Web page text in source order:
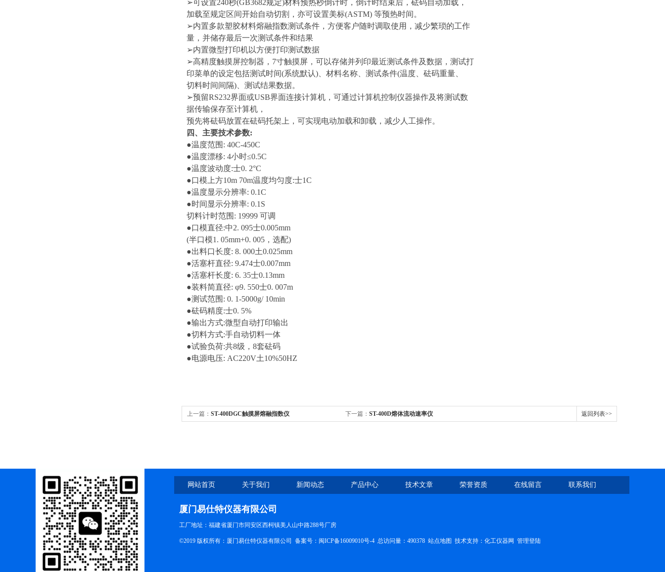
➢可设置240秒(GB3682规定)材料预热秒倒计时，倒计时结束后，砝码自动加载，
加载至规定区间开始自动切割，亦可设置美标(ASTM) 等预热时间。
➢内置多款塑胶材料熔融指数测试条件，方便客户随时调取使用，减少繁琐的工作
量，并储存最后一次测试条件和结果
➢内置微型打印机以方便打印测试数据
➢高精度触摸屏控制器，7寸触摸屏，可以存储并列印最近测试条件及数据，测试打
印菜单的设定包括测试时间(系统默认)、材料名称、测试条件(温度、砝码重量、
切料时间间隔)、测试结果数据。
➢预留RS232界面或USB界面连接计算机，可通过计算机控制仪器操作及将测试数
据传输保存至计算机，
预先将砝码放置在砝码托架上，可实现电动加载和卸载，减少人工操作。
四、主要技术参数:
●温度范围: 40C-450C
●温度漂移: 4小时≤0.5C
●温度波动度:士0. 2°C
●口模上方10m 70m温度均匀度:士1C
●温度显示分辨率: 0.1C
●时间显示分辨率: 0.1S
切料计时范围: 19999 可调
●口模直径:中2. 095士0.005mm
(半口模1. 05mm+0. 005，选配)
●出料口长度: 8. 000土0.025mm
●活塞杆直径: 9.474士0.007mm
●活塞杆长度: 6. 35士0.13mm
●装料简直径: φ9. 550士0. 007m
●测试范围: 0. 1-5000g/ 10min
●砝码精度:士0. 5%
●输出方式:微型自动打印输出
●切料方式:手自动切料一体
●试验负荷:共8级，8套砝码
●电源电压: AC220V土10%50HZ
上一篇： ST-400DGC触摸屏熔融指数仪 下一篇： ST-400D熔体流动速率仪 返回列表>>
网站首页 关于我们 新闻动态 产品中心 技术文章 荣誉资质 在线留言 联系我们
厦门易仕特仪器有限公司
工厂地址：福建省厦门市同安区西柯镇美人山中路288号厂房
©2019 版权所有：厦门易仕特仪器有限公司 备案号： 闽ICP备16009010号-4 总访问量：490378 站点地图 技术支持： 化工仪器网 管理登陆